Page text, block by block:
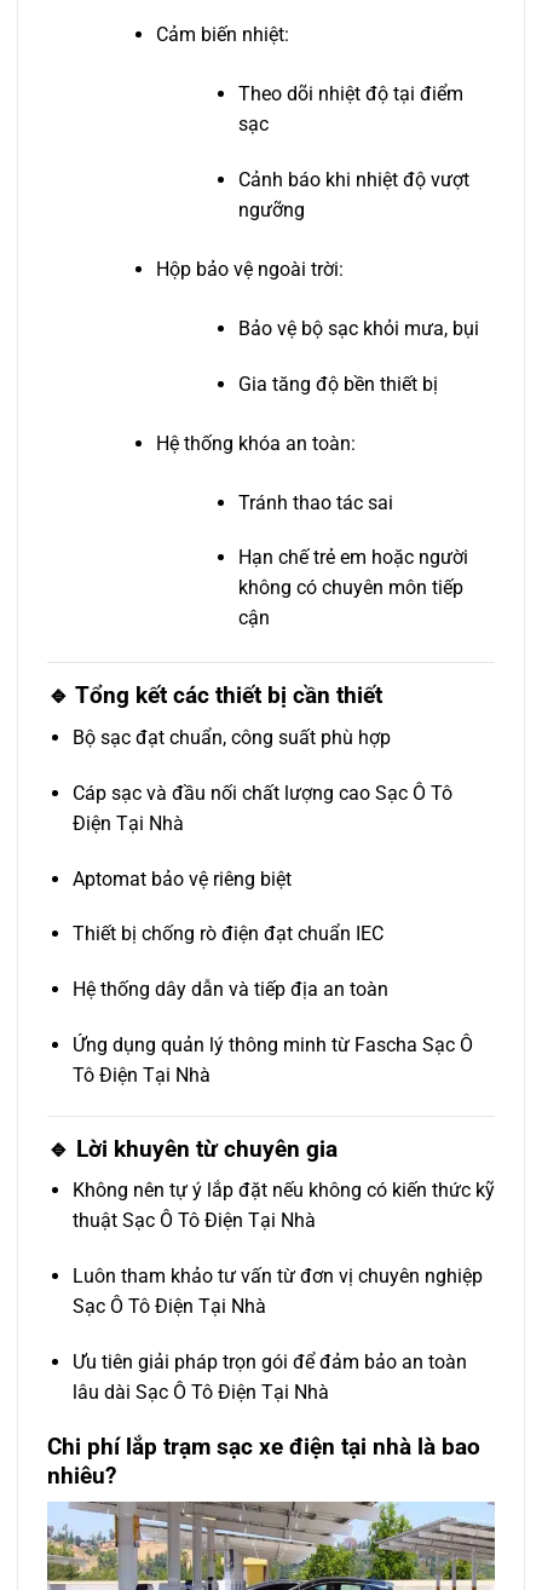
Cảm biến nhiệt:
Theo dõi nhiệt độ tại điểm
sạc
Cảnh báo khi nhiệt độ vượt
ngưỡng
Hộp bảo vệ ngoài trời:
Bảo vệ bộ sạc khỏi mưa, bụi
Gia tăng độ bền thiết bị
Hệ thống khóa an toàn:
Tránh thao tác sai
Hạn chế trẻ em hoặc người
không có chuyên môn tiếp
cận
🔹 Tổng kết các thiết bị cần thiết
Bộ sạc đạt chuẩn, công suất phù hợp
Cáp sạc và đầu nối chất lượng cao Sạc Ô Tô
Điện Tại Nhà
Aptomat bảo vệ riêng biệt
Thiết bị chống rò điện đạt chuẩn IEC
Hệ thống dây dẫn và tiếp địa an toàn
Ứng dụng quản lý thông minh từ Fascha Sạc Ô
Tô Điện Tại Nhà
🔹 Lời khuyên từ chuyên gia
Không nên tự ý lắp đặt nếu không có kiến thức kỹ
thuật Sạc Ô Tô Điện Tại Nhà
Luôn tham khảo tư vấn từ đơn vị chuyên nghiệp
Sạc Ô Tô Điện Tại Nhà
Ưu tiên giải pháp trọn gói để đảm bảo an toàn
lâu dài Sạc Ô Tô Điện Tại Nhà
Chi phí lắp trạm sạc xe điện tại nhà là bao
nhiêu?